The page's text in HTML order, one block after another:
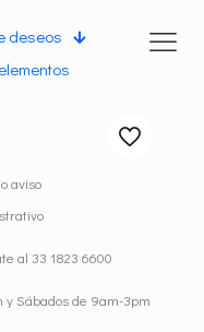
deseos
aviso
al 33 1823 6600
Sábados de 9am-3pm